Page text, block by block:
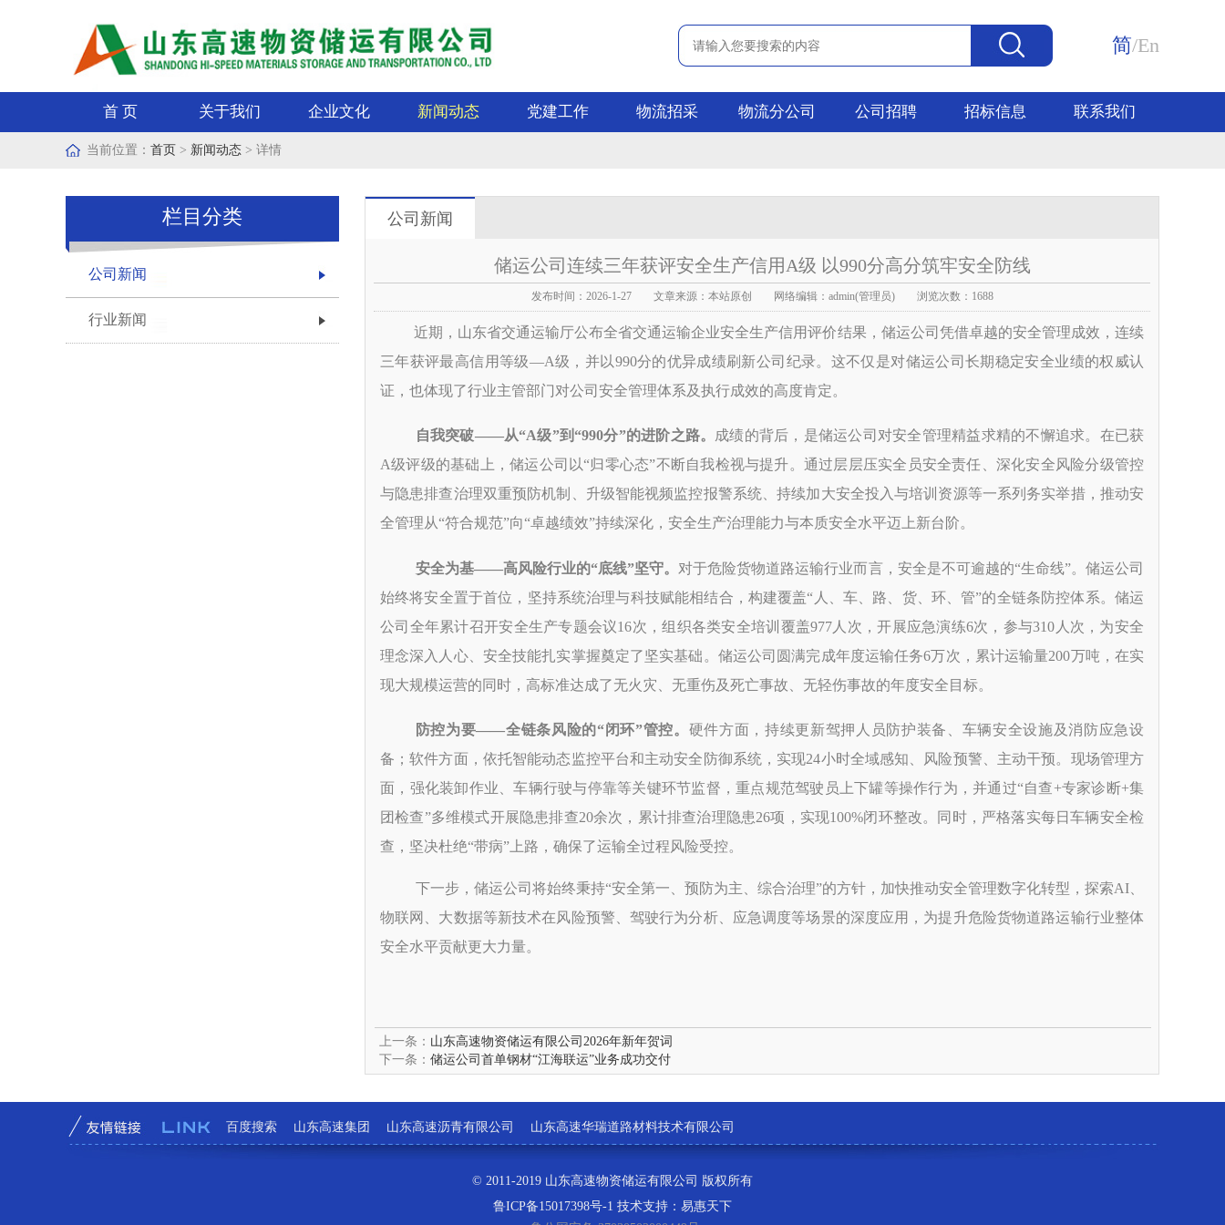
简/En
首 页 关于我们 企业文化 新闻动态 党建工作 物流招采 物流分公司 公司招聘 招标信息 联系我们
当前位置： 首页 > 新闻动态 > 详情
栏目分类
公司新闻
行业新闻
公司新闻
储运公司连续三年获评安全生产信用A级 以990分高分筑牢安全防线
发布时间：2026-1-27 文章来源：本站原创 网络编辑：admin(管理员) 浏览次数：1688
近期，山东省交通运输厅公布全省交通运输企业安全生产信用评价结果，储运公司凭借卓越的安全管理成效，连续
三年获评最高信用等级—A级，并以990分的优异成绩刷新公司纪录。这不仅是对储运公司长期稳定安全业绩的权威认
证，也体现了行业主管部门对公司安全管理体系及执行成效的高度肯定。
自我突破——从“A级”到“990分”的进阶之路。 成绩的背后，是储运公司对安全管理精益求精的不懈追求。在已获
A级评级的基础上，储运公司以“归零心态”不断自我检视与提升。通过层层压实全员安全责任、深化安全风险分级管控
与隐患排查治理双重预防机制、升级智能视频监控报警系统、持续加大安全投入与培训资源等一系列务实举措，推动安
全管理从“符合规范”向“卓越绩效”持续深化，安全生产治理能力与本质安全水平迈上新台阶。
安全为基——高风险行业的“底线”坚守。 对于危险货物道路运输行业而言， 安全是不可逾越的“生命线”。储运公司
始终将安全置于首位，坚持系统治理与科技赋能相结合，构建覆盖“人、车、路、货、环、管”的全链条防控体系。储运
公司全年累计召开安全生产专题会议16次，组织各类安全培训覆盖977人次，开展应急演练6次，参与310人次，为安全
理念深入人心、安全技能扎实掌握奠定了坚实基础。储运公司圆满完成年度运输任务6万次，累计运输量200万吨，在实
现大规模运营的同时，高标准达成了无火灾、无重伤及死亡事故、无轻伤事故的年度安全目标。
防控为要——全链条风险的“闭环”管控。 硬件方面，持续更新驾押人员防护装备、车辆安全设施及消防应急设
备；软件方面，依托智能动态监控平台和主动安全防御系统，实现24小时全域感知、风险预警、主动干预。现场管理方
面，强化装卸作业、车辆行驶与停靠等关键环节监督，重点规范驾驶员上下罐等操作行为，并通过“自查+专家诊断+集
团检查”多维模式开展隐患排查20余次，累计排查治理隐患26项，实现100%闭环整改。同时，严格落实每日车辆安全检
查，坚决杜绝“带病”上路，确保了运输全过程风险受控。
下一步，储运公司将始终秉持“安全第一、预防为主、综合治理”的方针，加快推动安全管理数字化转型，探索AI、
物联网、大数据等新技术在风险预警、驾驶行为分析、应急调度等场景的深度应用，为提升危险货物道路运输行业整体
安全水平贡献更大力量。
上一条： 山东高速物资储运有限公司2026年新年贺词
下一条： 储运公司首单钢材“江海联运”业务成功交付
百度搜索 山东高速集团 山东高速沥青有限公司 山东高速华瑞道路材料技术有限公司
© 2011-2019 山东高速物资储运有限公司 版权所有
鲁ICP备15017398号-1 技术支持：易惠天下